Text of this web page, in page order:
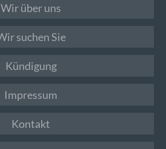
Wir über uns
suchen Sie
Kündigung
Impressum
Kontakt